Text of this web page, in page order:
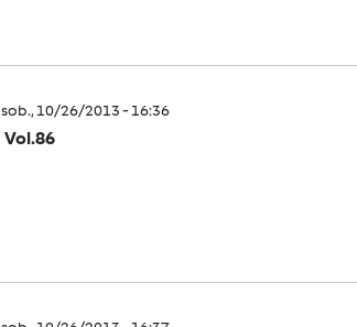
sob., 10/26/2013 - 16:36
Vol.86